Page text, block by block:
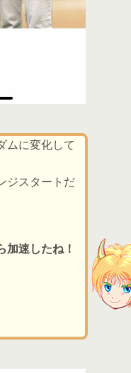
ムに変化して
ジスタートだ
加速したね！